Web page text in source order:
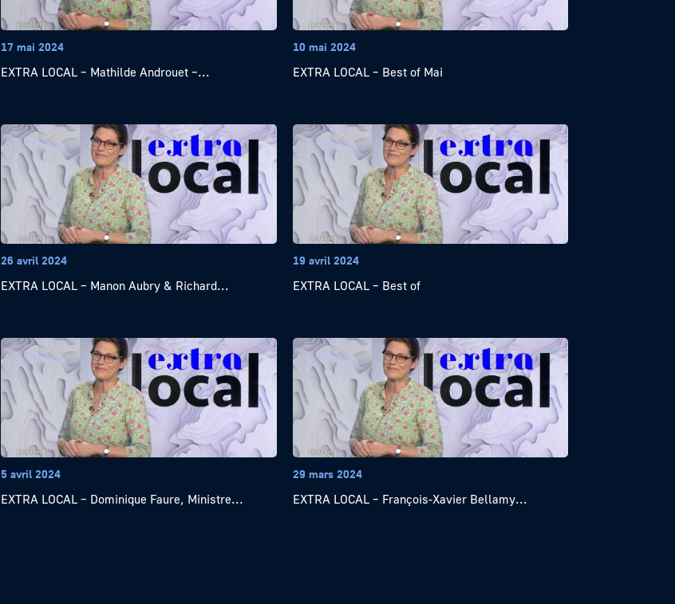
17 mai 2024
EXTRA LOCAL – Mathilde Androuet –...
10 mai 2024
EXTRA LOCAL – Best of Mai
26 avril 2024
EXTRA LOCAL – Manon Aubry & Richard...
19 avril 2024
EXTRA LOCAL – Best of
5 avril 2024
EXTRA LOCAL – Dominique Faure, Ministre...
29 mars 2024
EXTRA LOCAL – François-Xavier Bellamy...